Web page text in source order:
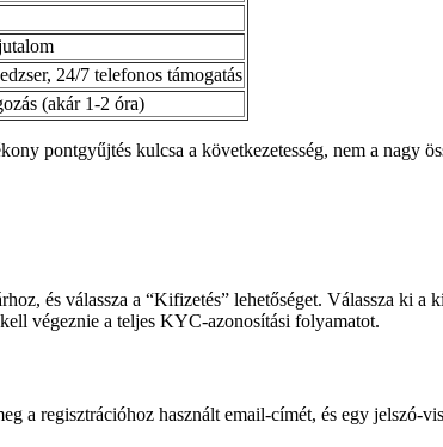
24/7 telefonos támogatás
(akár 1-2 óra)
pontgyűjtés kulcsa a következetesség, nem a nagy
és válassza a “Kifizetés” lehetőséget. Válassza ki
végeznie a teljes KYC-azonosítási folyamatot.
a regisztrációhoz használt email-címét, és egy jelszó-